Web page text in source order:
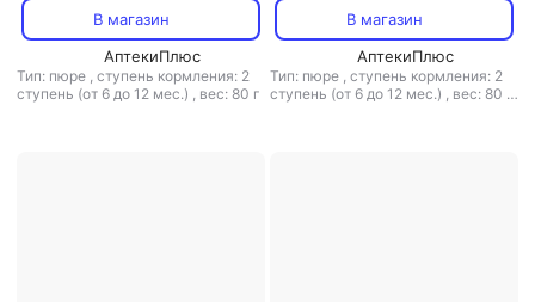
В магазин
АптекиПлюс
Тип: пюре , ступень кормления: 2
ступень (от 6 до 12 мес.) , вес: 80 г
В магазин
АптекиПлюс
Тип: пюре , ступень кормления: 2
ступень (от 6 до 12 мес.) , вес: 80 г